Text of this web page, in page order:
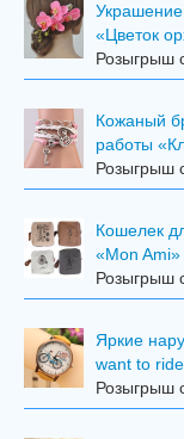
«Цветок
Розыгрыш
Кожаный
работы
Розыгрыш
Кошелек
«Mon Ami»
Розыгрыш
Яркие
want to
Розыгрыш